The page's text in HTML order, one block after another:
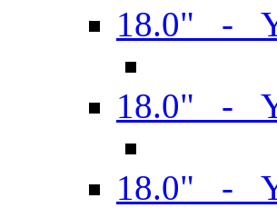
18.0" -
18.0" -
18.0" -